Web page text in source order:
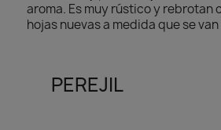
aroma. Es muy rústico y rebrotan
hojas nuevas a medida que se
PEREJIL